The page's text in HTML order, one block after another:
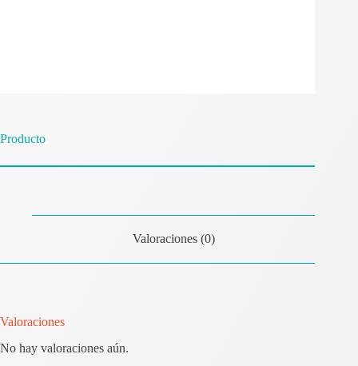
Producto
Valoraciones (0)
Valoraciones
No hay valoraciones aún.